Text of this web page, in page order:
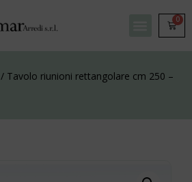
0
/ Tavolo riunioni rettangolare cm 250 –